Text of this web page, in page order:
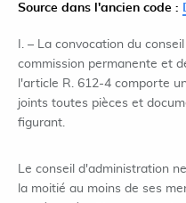
Source dans l'ancien code :
I. – La convocation du
commission permanente et
l'article R. 612-4 comporte
joints toutes pièces et
figurant.
Le conseil d'administration
la moitié au moins de ses